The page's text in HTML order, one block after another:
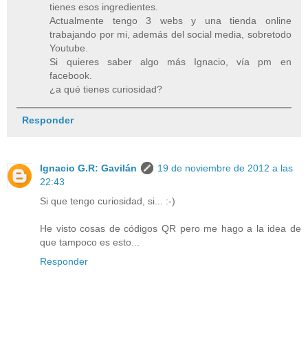
tienes esos ingredientes.
Actualmente tengo 3 webs y una tienda online
trabajando por mi, además del social media, sobretodo
Youtube.
Si quieres saber algo más Ignacio, vía pm en
facebook.
¿a qué tienes curiosidad?
Responder
Ignacio G.R: Gavilán
19 de noviembre de 2012 a las
22:43
Si que tengo curiosidad, si... :-)
He visto cosas de códigos QR pero me hago a la idea de
que tampoco es esto...
Responder